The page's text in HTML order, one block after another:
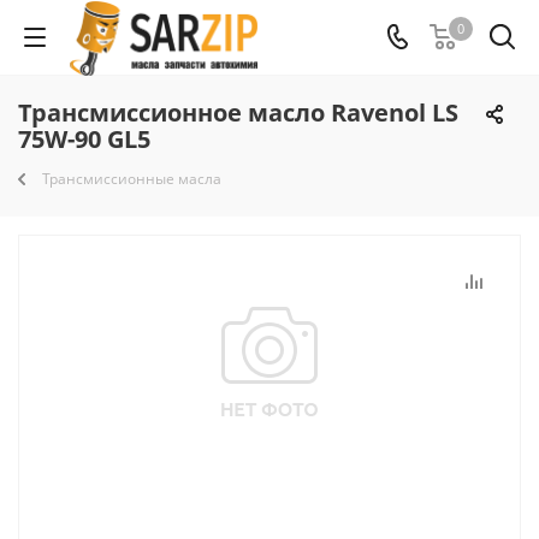
0
Трансмиссионное масло Ravenol LS
75W-90 GL5
Трансмиссионные масла